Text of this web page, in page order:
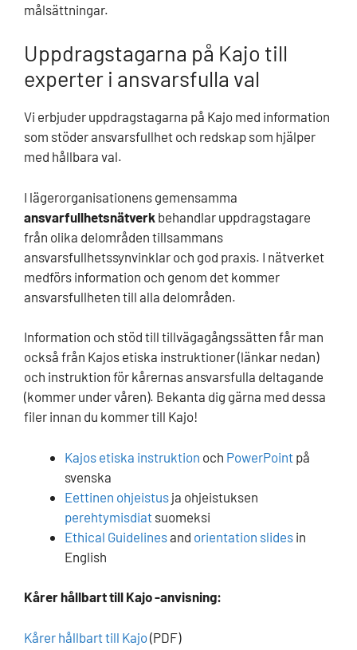
målsättningar.
Uppdragstagarna på Kajo till
experter i ansvarsfulla val
Vi erbjuder uppdragstagarna på Kajo med information
som stöder ansvarsfullhet och redskap som hjälper
med hållbara val.
I lägerorganisationens gemensamma
ansvarfullhetsnätverk behandlar uppdragstagare
från olika delområden tillsammans
ansvarsfullhetssynvinklar och god praxis. I nätverket
medförs information och genom det kommer
ansvarsfullheten till alla delområden.
Information och stöd till tillvägagångssätten får man
också från Kajos etiska instruktioner (länkar nedan)
och instruktion för kårernas ansvarsfulla deltagande
(kommer under våren). Bekanta dig gärna med dessa
filer innan du kommer till Kajo!
Kajos etiska instruktion och PowerPoint på
svenska
Eettinen ohjeistus ja ohjeistuksen
perehtymisdiat suomeksi
Ethical Guidelinesand orientation slides in
English
Kårer hållbart till Kajo -anvisning:
Kårer hållbart till Kajo(PDF)